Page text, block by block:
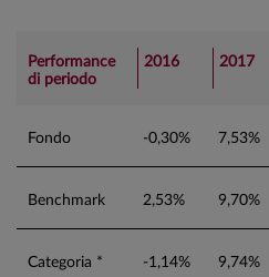
Performance
di periodo
2016 2017
Fondo -0,30% 7,53%
Benchmark 2,53% 9,70%
Categoria * -1,14% 9,74%